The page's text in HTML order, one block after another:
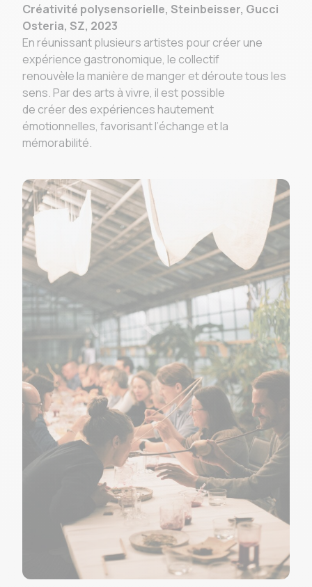
Créativité polysensorielle, Steinbeisser, Gucci
Osteria, SZ, 2023
En réunissant plusieurs artistes pour créer une
expérience gastronomique, le collectif
renouvèle la manière de manger et déroute tous les
sens. Par des arts à vivre, il est possible
de créer des expériences hautement
émotionnelles, favorisant l’échange et la
mémorabilité.